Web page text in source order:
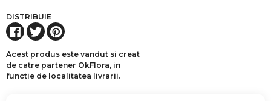
DISTRIBUIE
Acest produs este vandut si creat
de catre partener OkFlora, in
functie de localitatea livrarii.